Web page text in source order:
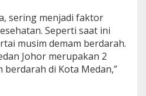
sering menjadi faktor
Seperti saat ini
musim demam berdarah.
Johor merupakan 2
di Kota Medan,”